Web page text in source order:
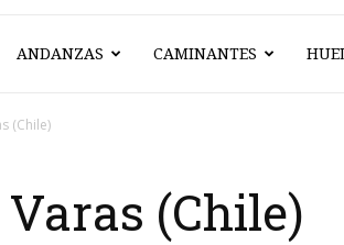
Vagabunda
Mx
ANDANZAS CAMINANTES
(Chile)
(Chile)